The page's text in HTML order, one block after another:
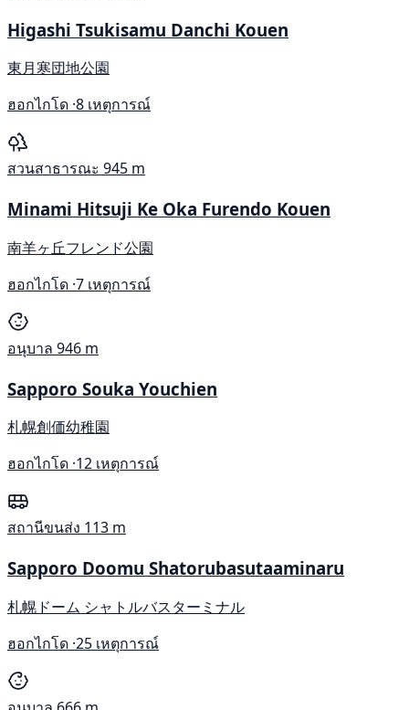
Higashi Tsukisamu Danchi Kouen
東月寒団地公園
ฮอกไกโด ·8 เหตุการณ์
สวนสาธารณะ 945 m
Minami Hitsuji Ke Oka Furendo Kouen
南羊ヶ丘フレンド公園
ฮอกไกโด ·7 เหตุการณ์
อนุบาล 946 m
Sapporo Souka Youchien
札幌創価幼稚園
ฮอกไกโด ·12 เหตุการณ์
สถานีขนส่ง 113 m
Sapporo Doomu Shatorubasutaaminaru
札幌ドーム シャトルバスターミナル
ฮอกไกโด ·25 เหตุการณ์